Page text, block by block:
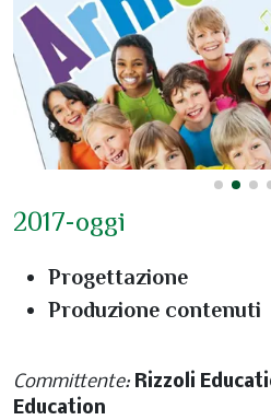
2017-oggi
Progettazione
Produzione contenuti
Committente: Rizzoli
Education